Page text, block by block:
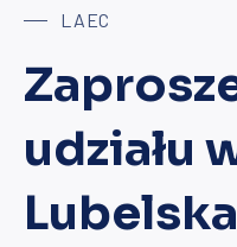
LAEC
udziału